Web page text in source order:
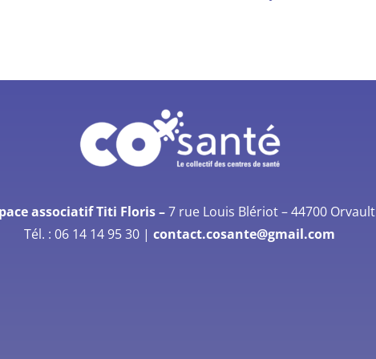
associatif Titi Floris –7 rue Louis Blériot –44700 Orvault
Tél. : 06 14 14 95 30 | contact.cosante@gmail.com